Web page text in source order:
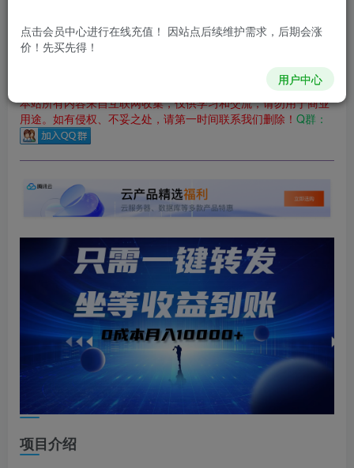
本站内容分为：登录回复下载，积分下载，RMB下载，积分下
载及登录回复下载，都为免费资源，积分只需签到就可以获
得！
本站所有内容来自互联网收集，仅供学习和交流，请勿用于商业
用途。如有侵权、不妥之处，请第一时间联系我们删除！ Q群：
项目介绍
点击会员中心进行在线充值！ 因站点后续维护需求，后期会涨
价！先买先得！
用户中心